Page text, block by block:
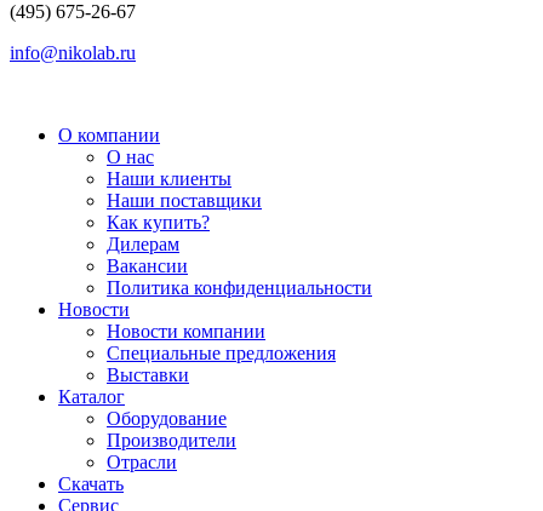
(495) 675-26-67
info@nikolab.ru
О компании
О нас
Наши клиенты
Наши поставщики
Как купить?
Дилерам
Вакансии
Политика конфиденциальности
Новости
Новости компании
Специальные предложения
Выставки
Каталог
Оборудование
Производители
Отрасли
Скачать
Сервис